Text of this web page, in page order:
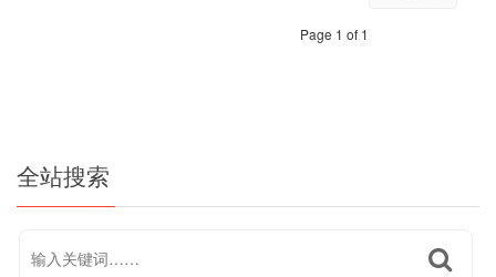
Page 1 of 1
全站搜索